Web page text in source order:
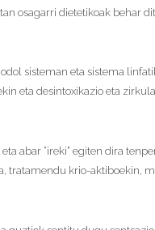
osagarri dietetikoak behar
odol sisteman eta sistema
eta desintoxikazio eta
abar “ireki” egiten dira
tratamendu krio-aktiboekin,